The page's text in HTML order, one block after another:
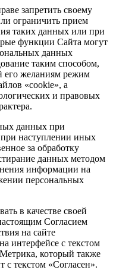
запретить своему
ограничить прием
таких данных или при
функции Сайта могут
данных
таким способом,
его желаниям режим
«cookie», а
и правовых
данных при
наступлении иных
за обработку
данных методом
информации на
персональных
в качестве своей
Согласием
на сайте
интерфейсе с текстом
который также
с текстом «Согласен».